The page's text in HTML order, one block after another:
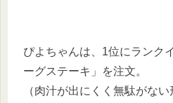
ぴよちゃんは、1位にランク
ーグステーキ」を注文。
（肉汁が出にくく無駄がな